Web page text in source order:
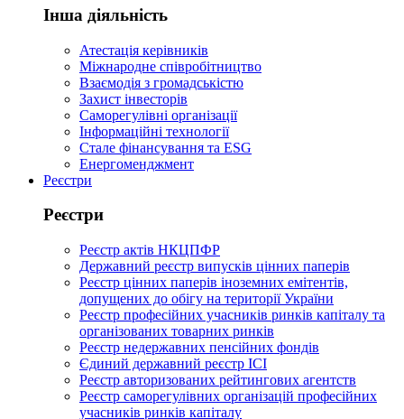
Інша діяльність
Атестація керівників
Міжнародне співробітництво
Взаємодія з громадськістю
Захист інвесторів
Саморегулівні організації
Інформаційні технології
Стале фінансування та ESG
Енергоменджмент
Реєстри
Реєстри
Реєстр актів НКЦПФР
Державний реєстр випусків цінних паперів
Реєстр цінних паперів іноземних емітентів,
допущених до обігу на території України
Реєстр професійних учасників ринків капіталу та
організованих товарних ринків
Реєстр недержавних пенсійних фондів
Єдиний державний реєстр ІСІ
Реєстр авторизованих рейтингових агентств
Реєстр саморегулівних організацій професійних
учасників ринків капіталу